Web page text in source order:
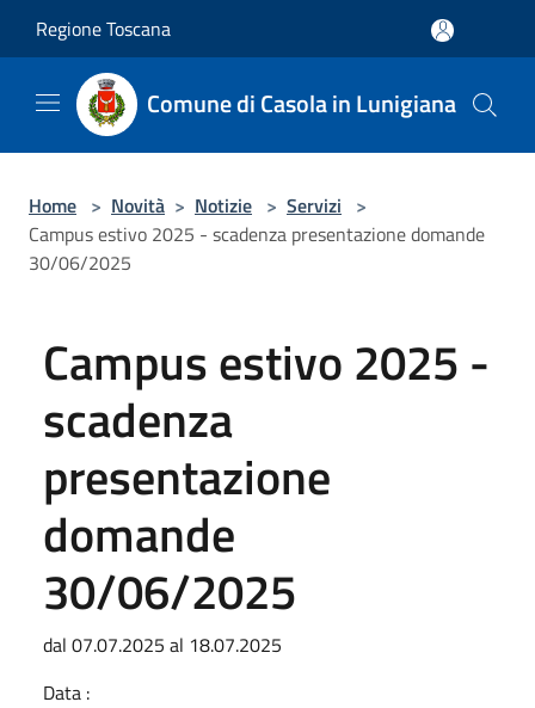
Regione Toscana
Comune di Casola in Lunigiana
Home > Novità > Notizie > Servizi >
Campus estivo 2025 - scadenza presentazione domande
30/06/2025
Campus estivo 2025 -
scadenza
presentazione
domande
30/06/2025
dal 07.07.2025 al 18.07.2025
Data :